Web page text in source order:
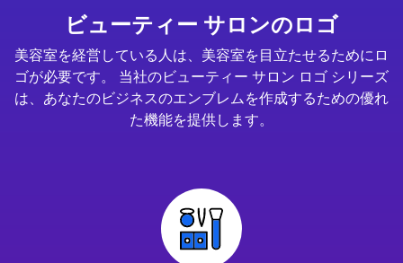
ビューティー サロンのロゴ
美容室を経営している人は、美容室を目立たせるためにロ
ゴが必要です。 当社のビューティー サロン ロゴ シリーズ
は、あなたのビジネスのエンブレムを作成するための優れ
た機能を提供します。